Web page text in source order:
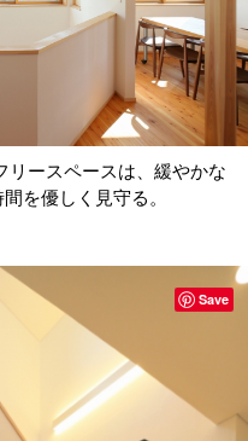
リースペースは、緩やかな
を優しく見守る。
Save